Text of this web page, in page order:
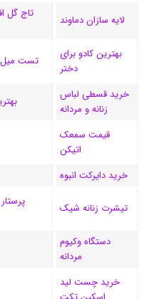
ک
ا
لایه سازان دماوند
تاج گل
بهترین کادو برای
دختر
تست میل
خرید قسطی لباس
زنانه و مردانه
قیمت سمعک
اتیکن
خرید دایرکت انبوه
تیشرت زنانه شیک
دستگاه وکیوم
مردانه
خرید چست لید